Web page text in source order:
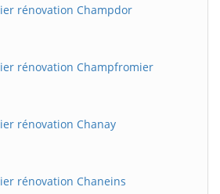
rénovation Champdor
rénovation Champfromier
rénovation Chanay
rénovation Chaneins